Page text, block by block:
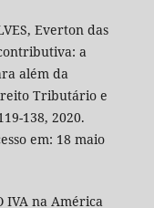
Everton das
a
além da
Tributário e
138, 2020.
em: 18 maio
IVA na América